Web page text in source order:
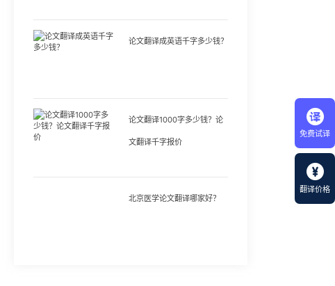
免费试译
翻译价格
论文翻译成英语千字多少钱？
论文翻译1000字多少钱？论
文翻译千字报价
北京医学论文翻译哪家好？